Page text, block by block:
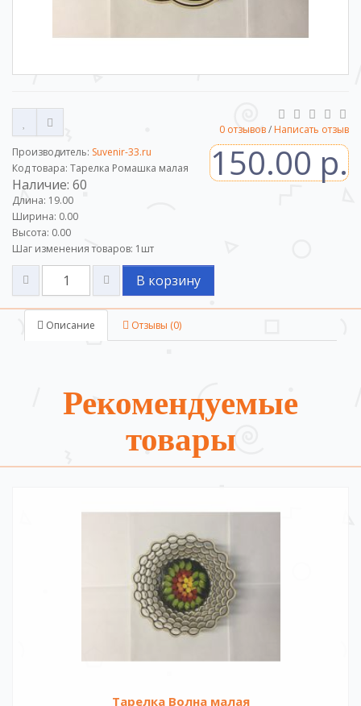
0 отзывов/ Написать отзыв
Производитель: Suvenir-33.ru
Код товара: Тарелка Ромашка малая
Наличие: 60
Длина: 19.00
Ширина: 0.00
Высота: 0.00
Шаг изменения товаров: 1 шт
150.00 р.
В корзину
Описание Отзывы (0)
Рекомендуемые
товары
Тарелка Волна малая